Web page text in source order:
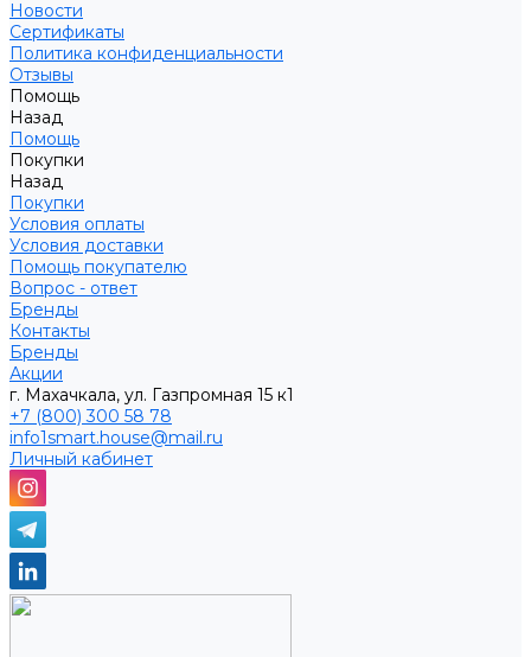
Новости
Сертификаты
Политика конфиденциальности
Отзывы
Помощь
Назад
Помощь
Покупки
Назад
Покупки
Условия оплаты
Условия доставки
Помощь покупателю
Вопрос - ответ
Бренды
Контакты
Бренды
Акции
г. Махачкала, ул. Газпромная 15 к1
+7 (800) 300 58 78
info1smart.house@mail.ru
Личный кабинет